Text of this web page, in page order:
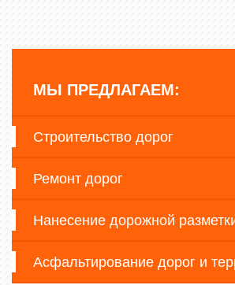
МЫ ПРЕДЛАГАЕМ:
Строительство дорог
Ремонт дорог
Нанесение дорожной
Асфальтирование дорог и